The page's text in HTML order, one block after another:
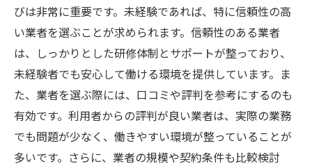
家族との時間を大切にする方法
地域特性を活かす！金沢区での軽貨物配送の始
め方
地域の特性を理解した戦略
地元コミュニティとの連携
季節やイベントに応じた業務
地域の需要を把握する情報収集術
びは非常に重要です。未経験であれば、特に信頼性の高
い業者を選ぶことが求められます。信頼性のある業者
は、しっかりとした研修体制とサポートが整っており、
未経験者でも安心して働ける環境を提供しています。ま
た、業者を選ぶ際には、口コミや評判を参考にするのも
有効です。利用者からの評判が良い業者は、実際の業務
でも問題が少なく、働きやすい環境が整っていることが
多いです。さらに、業者の規模や契約条件も比較検討